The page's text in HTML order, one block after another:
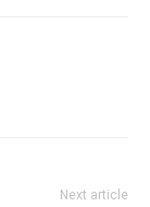
Next article